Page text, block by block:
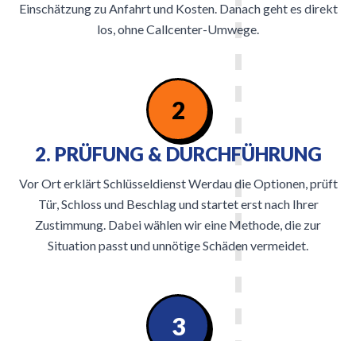
Einschätzung zu Anfahrt und Kosten. Danach geht es direkt
los, ohne Callcenter-Umwege.
2
2. PRÜFUNG & DURCHFÜHRUNG
Vor Ort erklärt Schlüsseldienst Werdau die Optionen, prüft
Tür, Schloss und Beschlag und startet erst nach Ihrer
Zustimmung. Dabei wählen wir eine Methode, die zur
Situation passt und unnötige Schäden vermeidet.
3